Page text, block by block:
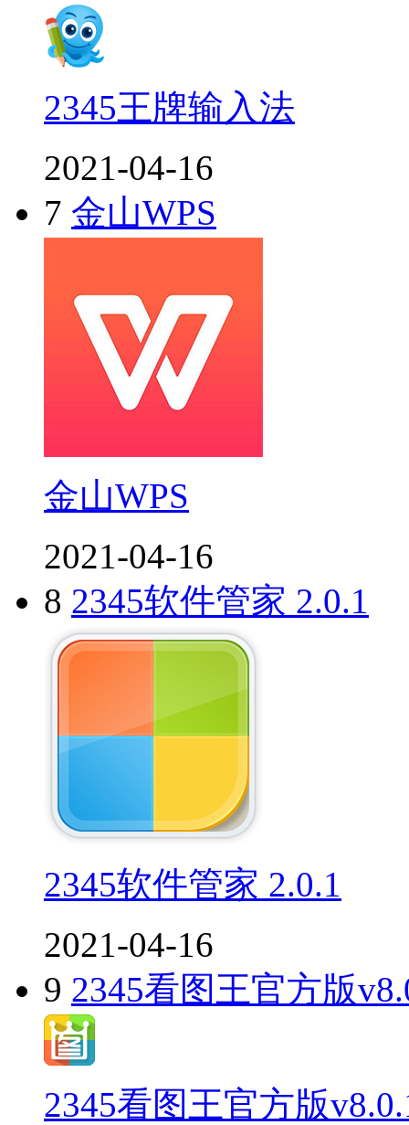
2345王牌输入法
2021-04-16
7 金山WPS
金山WPS
2021-04-16
8 2345软件管家 2.0.1
2345软件管家 2.0.1
2021-04-16
9 2345看图王官方版
2345看图王官方版